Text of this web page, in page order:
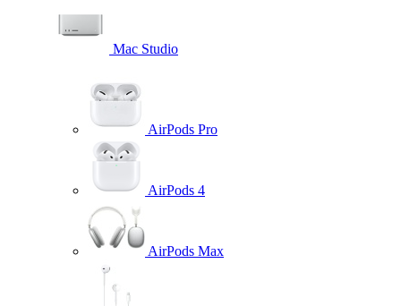
Mac Studio
AirPods Pro
AirPods 4
AirPods Max